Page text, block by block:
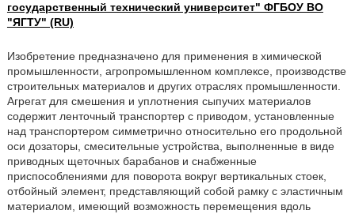
государственный технический университет" ФГБОУ ВО
"ЯГТУ" (RU)
Изобретение предназначено для применения в химической
промышленности, агропромышленном комплексе, производстве
строительных материалов и других отраслях промышленности.
Агрегат для смешения и уплотнения сыпучих материалов
содержит ленточный транспортер с приводом, установленные
над транспортером симметрично относительно его продольной
оси дозаторы, смесительные устройства, выполненные в виде
приводных щеточных барабанов и снабженные
приспособлениями для поворота вокруг вертикальных стоек,
отбойный элемент, представляющий собой рамку с эластичным
материалом, имеющий возможность перемещения вдоль